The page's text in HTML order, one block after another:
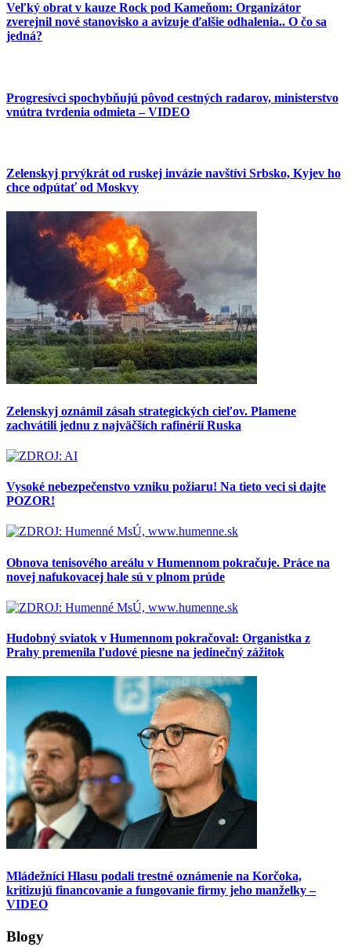
Veľký obrat v kauze Rock pod Kameňom: Organizátor
zverejnil nové stanovisko a avizuje ďalšie odhalenia.. O čo sa
jedná?
Progresívci spochybňujú pôvod cestných radarov, ministerstvo
vnútra tvrdenia odmieta – VIDEO
Zelenskyj prvýkrát od ruskej invázie navštívi Srbsko, Kyjev ho
chce odpútať od Moskvy
Zelenskyj oznámil zásah strategických cieľov. Plamene
zachvátili jednu z najväčších rafinérií Ruska
Vysoké nebezpečenstvo vzniku požiaru! Na tieto veci si dajte
POZOR!
Obnova tenisového areálu v Humennom pokračuje. Práce na
novej nafukovacej hale sú v plnom prúde
Hudobný sviatok v Humennom pokračoval: Organistka z
Prahy premenila ľudové piesne na jedinečný zážitok
Mládežníci Hlasu podali trestné oznámenie na Korčoka,
kritizujú financovanie a fungovanie firmy jeho manželky –
VIDEO
Blogy